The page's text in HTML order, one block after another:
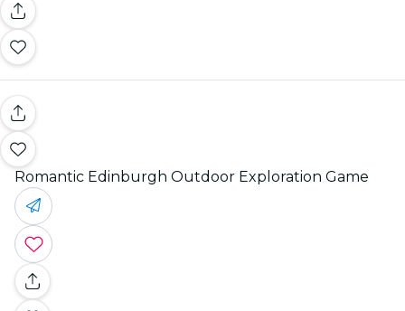
Romantic Edinburgh Outdoor Exploration Game